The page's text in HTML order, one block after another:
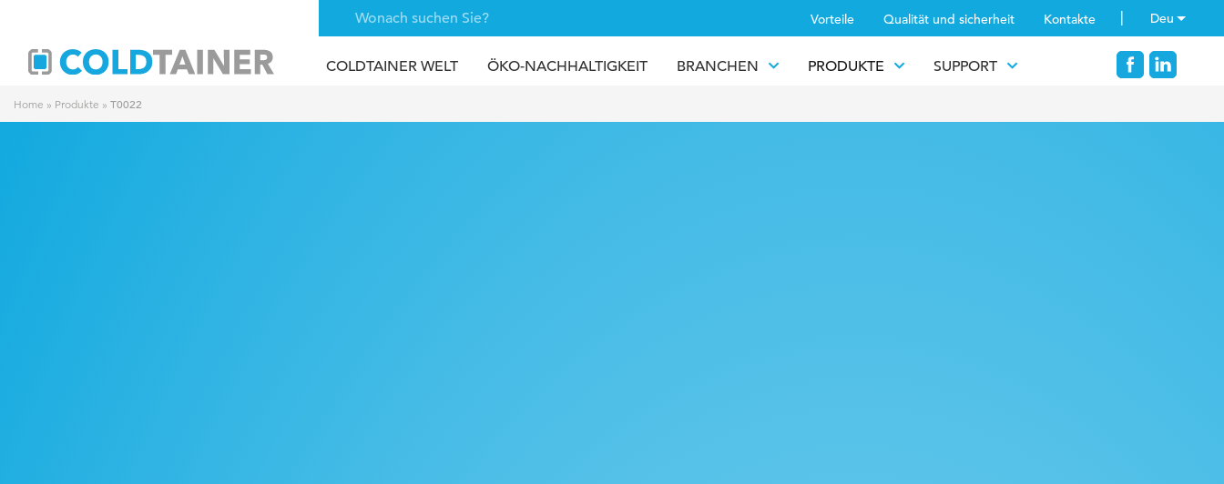
Vorteile Qualität und sicherheit Kontakte Deu
COLDTAINER WELT ÖKO-NACHHALTIGKEIT BRANCHEN PRODUKTE SUPPORT
Home » Produkte » T0022